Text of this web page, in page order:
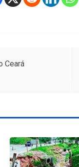
Ceará